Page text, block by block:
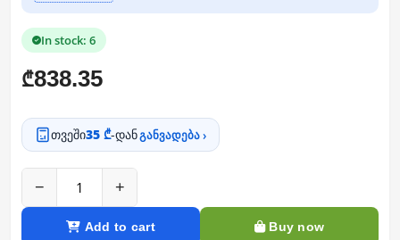
In stock: 6
₾838.35
თვეში35 ₾-დანგანვადება ›
− +
Add to cart Buy now